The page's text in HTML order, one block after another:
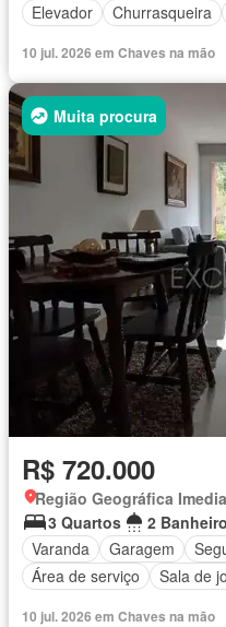
Elevador
Churrasqueira
10 jul. 2026 em Chaves na mão
Muita procura
R$ 720.000
3 Quartos
2
Varanda
Garagem
Área de serviço
Sala de
10 jul. 2026 em Chaves na mão